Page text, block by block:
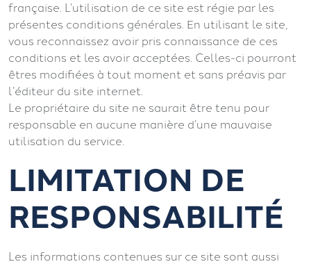
française. L’utilisation de ce site est régie par les
présentes conditions générales. En utilisant le site,
vous reconnaissez avoir pris connaissance de ces
conditions et les avoir acceptées. Celles-ci pourront
êtres modifiées à tout moment et sans préavis par
l’éditeur du site internet.
Le propriétaire du site ne saurait être tenu pour
responsable en aucune manière d’une mauvaise
utilisation du service.
LIMITATION DE
RESPONSABILITÉ
Les informations contenues sur ce site sont aussi